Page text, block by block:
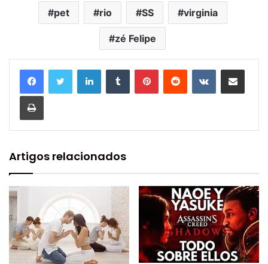
pet rio SS virginia
zé Felipe
Artigos relacionados